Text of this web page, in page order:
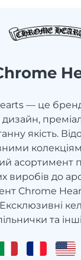
— це
якість.
асортимент
виробів до
Chrome
та